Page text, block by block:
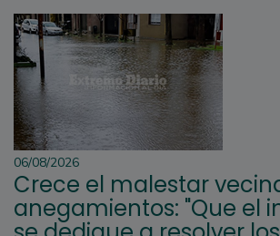
06/08/2026
Crece el malestar
anegamientos: "Que el